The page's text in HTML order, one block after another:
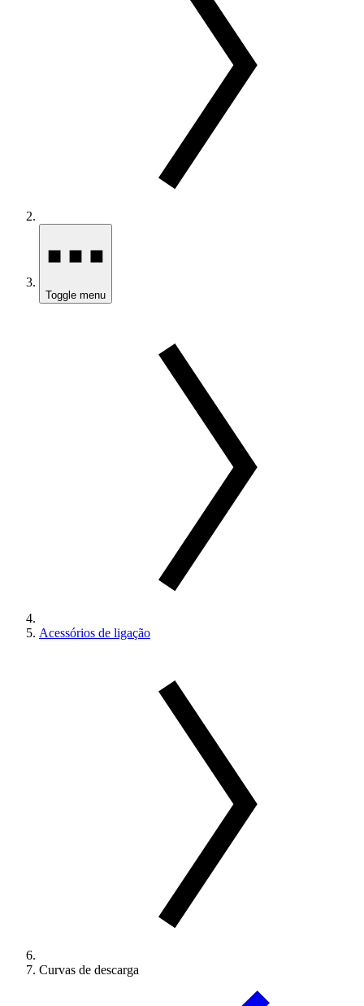
Toggle menu
Acessórios de ligação
Curvas de descarga